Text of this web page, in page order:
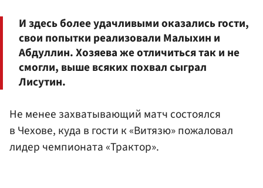
И здесь более удачливыми оказались гости,
свои попытки реализовали Малыхин и
Абдуллин. Хозяева же отличиться так и не
смогли, выше всяких похвал сыграл
Лисутин.
Не менее захватывающий матч состоялся
в Чехове, куда в гости к «Витязю» пожаловал
лидер чемпионата «Трактор».